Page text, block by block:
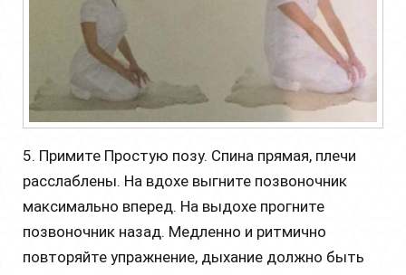
5. Примите Простую позу. Спина прямая, плечи
расслаблены. На вдохе выгните позвоночник
максимально вперед. На выдохе прогните
позвоночник назад. Медленно и ритмично
повторяйте упражнение, дыхание должно быть